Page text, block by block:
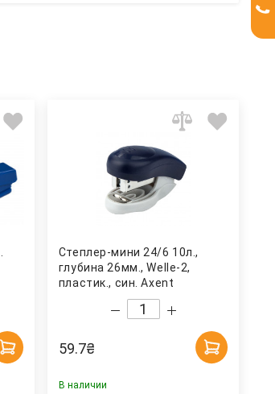
Степлер-мини 24/6 10л.,
глубина 26мм., Welle-2,
пластик., син. Axent
59.7₴
В наличии